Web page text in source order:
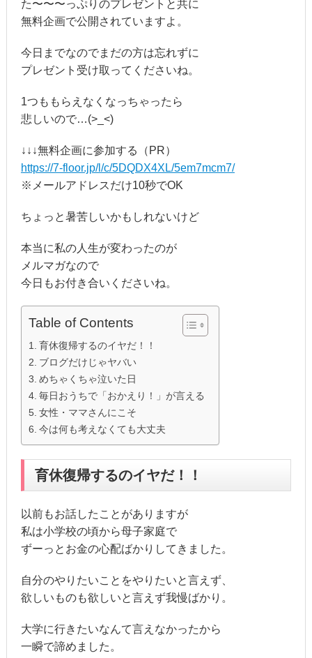
た〜〜〜っぷりのプレゼントと共に
無料企画で公開されていますよ。
今日までなのでまだの方は忘れずに
プレゼント受け取ってくださいね。
1つももらえなくなっちゃったら
悲しいので…(>_<)
↓↓↓無料企画に参加する（PR）
https://7-floor.jp/l/c/5DQDX4XL/5em7mcm7/
※メールアドレスだけ10秒でOK
ちょっと暑苦しいかもしれないけど
本当に私の人生が変わったのが
メルマガなので
今日もお付き合いくださいね。
Table of Contents
育休復帰するのイヤだ！！
ブログだけじゃヤバい
めちゃくちゃ泣いた日
毎日おうちで「おかえり！」が言える
女性・ママさんにこそ
今は何も考えなくても大丈夫
育休復帰するのイヤだ！！
以前もお話したことがありますが
私は小学校の頃から母子家庭で
ずーっとお金の心配ばかりしてきました。
自分のやりたいことをやりたいと言えず、
欲しいものも欲しいと言えず我慢ばかり。
大学に行きたいなんて言えなかったから
一瞬で諦めました。